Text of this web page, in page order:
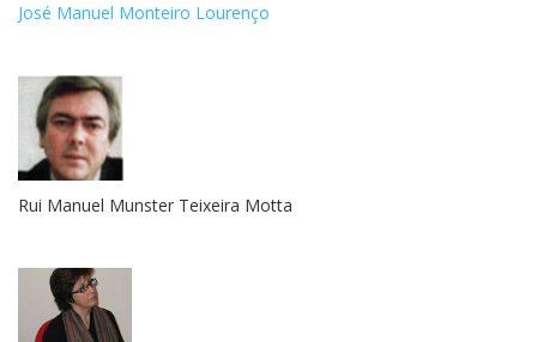
José Manuel Monteiro Lourenço
Rui Manuel Munster Teixeira Motta